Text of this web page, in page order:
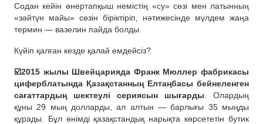
Содан кейін өнертапқыш немістің «су» сөзі мен латынның
«зәйтүн майы» сөзін біріктіріп, нәтижесінде мүлдем жаңа
термин — вазелин пайда болды.
Күйіп қалған кезде қалай емдейсіз?
☑️2015 жылы Швейцарияда Франк Мюллер фабрикасы
циферблатында Қазақстанның Елтаңбасы бейнеленген
сағаттардың шектеулі сериясын шығарды . Олардың
құны 29 мың долларды, ал алтын — барлығы 35 мыңды
құрады. Бұл өнімді қазақстандық нарықта көрсететін бутик